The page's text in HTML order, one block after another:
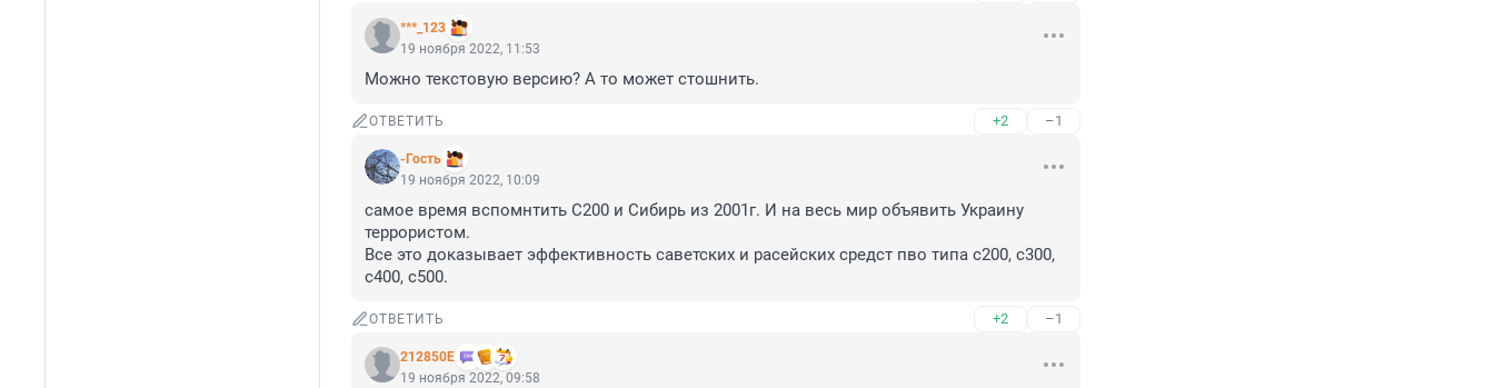
***_123
19 ноября 2022, 11:53
Можно текстовую версию? А то может стошнить.
ОТВЕТИТЬ +2 –1
-Гость
19 ноября 2022, 10:09
самое время вспомнтить С200 и Сибирь из 2001г. И на весь мир объявить Украину
террористом.
Все это доказывает эффективность саветских и расейских средст пво типа с200, с300,
с400, с500.
ОТВЕТИТЬ +2 –1
212850Е
19 ноября 2022, 09:58